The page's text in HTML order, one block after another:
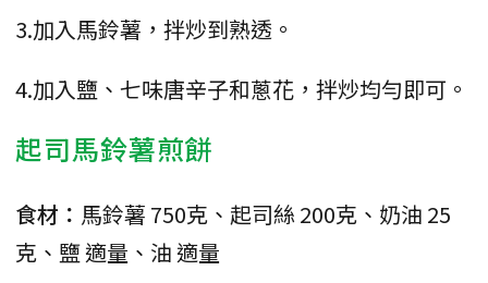
3.加入馬鈴薯，拌炒到熟透。
4.加入鹽、七味唐辛子和蔥花，拌炒均勻即可。
起司馬鈴薯煎餅
食材： 馬鈴薯 750克、起司絲 200克、奶油 25
克、鹽 適量、油 適量